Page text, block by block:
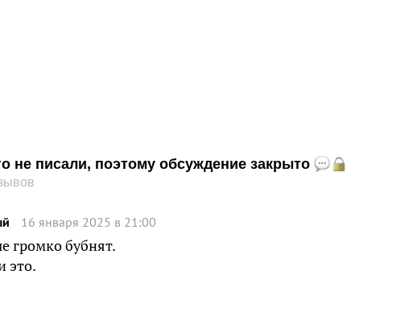
не писали, поэтому обсуждение закрыто
16 января 2025 в 21:00
громко бубнят.
это.